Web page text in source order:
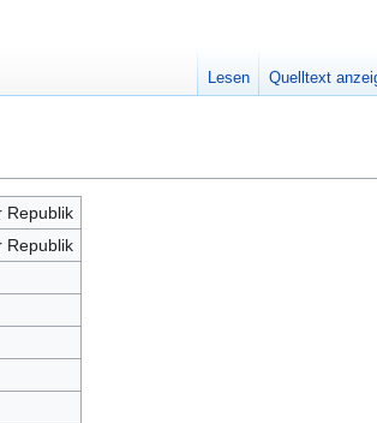
Republik
Republik
Lesen Quelltext